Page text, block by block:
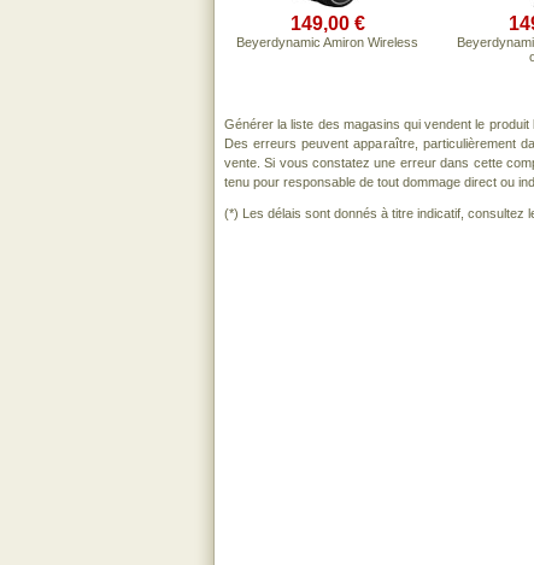
149,00 €
Beyerdynamic Amiron Wireless
Générer la liste des magasins qui vendent le produit
Des erreurs peuvent apparaître, particulièrement
vente. Si vous constatez une erreur dans cette
tenu pour responsable de tout dommage direct ou
(*) Les délais sont donnés à titre indicatif, consultez